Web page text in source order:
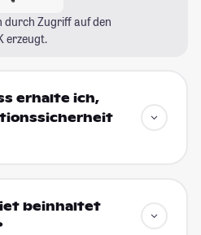
durch Zugriff auf den
erzeugt.
erhalte ich,
beinhaltet